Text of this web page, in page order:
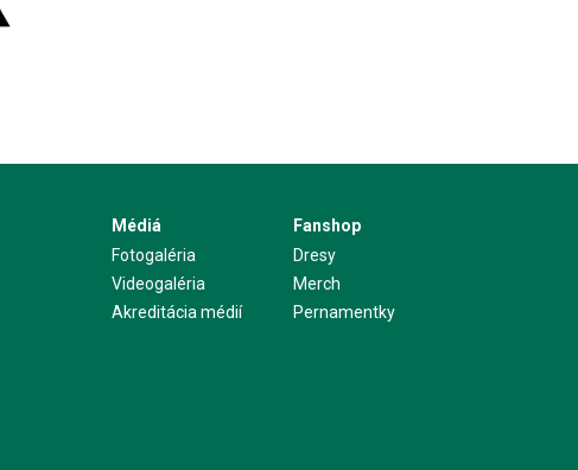
Médiá
Fotogaléria
Videogaléria
Akreditácia médií
Fanshop
Dresy
Merch
Pernamentky